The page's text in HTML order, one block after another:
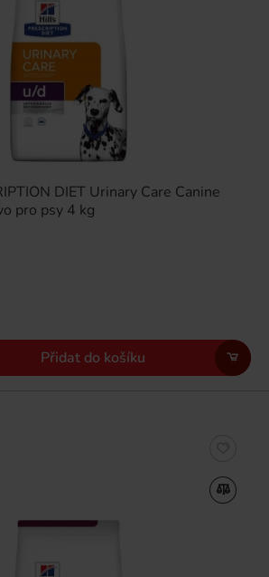
DIET Urinary Care Canine
pro psy 4 kg
Přidat do košíku